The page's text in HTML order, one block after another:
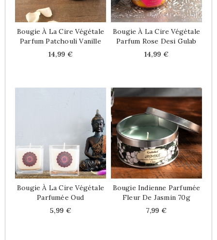
Bougie À La Cire Végétale
Parfum Patchouli Vanille
Price
14,99 €
Bougie À La Cire Végétale
Parfum Rose Desi Gulab
Price
14,99 €
Bougie À La Cire Végétale
Parfumée Oud
Price
5,99 €
Bougie Indienne Parfumée
Fleur De Jasmin 70g
Price
7,99 €